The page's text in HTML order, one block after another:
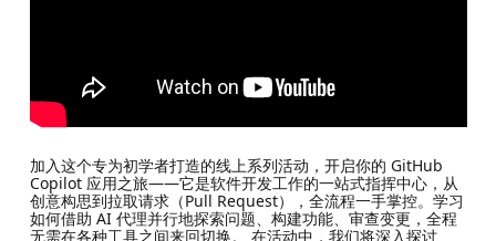
加入这个专为初学者打造的线上系列活动，开启你的 GitHub
Copilot 应用之旅——它是软件开发工作的一站式指挥中心，从
创意构思到拉取请求（Pull Request），全流程一手掌控。学习
如何借助 AI 代理并行地探索问题、构建功能、审查变更，全程
无需在各种工具之间来回切换。 在活动中，我们将深入探讨